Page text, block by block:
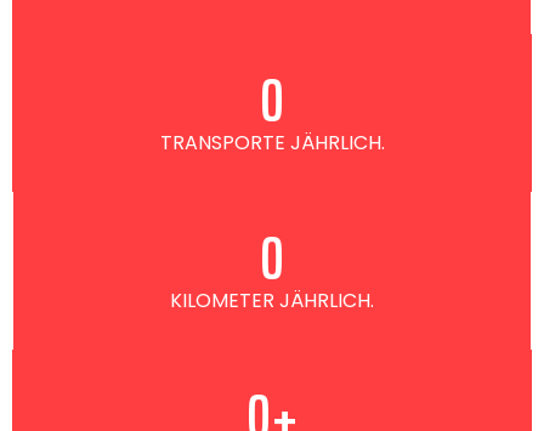
TRANSPORTE JÄHRLICH.
0
KILOMETER JÄHRLICH.
0